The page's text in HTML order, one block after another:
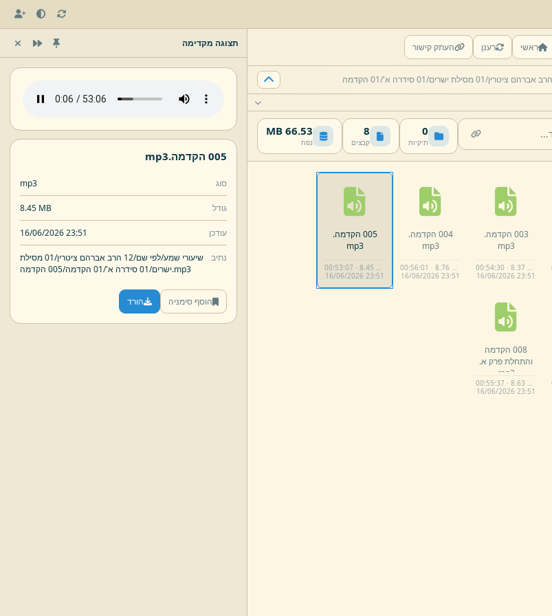
ראשי רענן העתק קישור
01 מסילת ישרים/ 01 סידרה א'/ 01 הקדמה
0
תיקיות
8
קבצים
66.53 MB
נפח
003 הקדמה.
mp3
00:54:30 · 8.37 MB
16/06/2026 23:51
004 הקדמה.
mp3
00:56:01 · 8.76 MB
16/06/2026 23:51
005 הקדמה.
mp3
00:53:07 · 8.45 MB
16/06/2026 23:51
008 הקדמה
והתחלת פרק א.
mp3
00:55:37 · 8.63 MB
16/06/2026 23:51
תצוגה מקדימה
005 הקדמה. mp3
סוג mp3
גודל 8.45 MB
עודכן 16/06/2026 23:51
נתיב שיעורי שמע/לפי שם/12 הרב אברהם ציטרין/
01 מסילת
ישרים/01 סידרה א'/ 01 הקדמה/ 005 הקדמה.mp3
הוסף סימניה הורד